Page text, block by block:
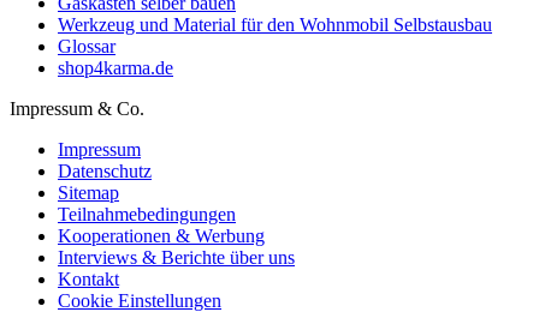
Werkzeug und Material für den Wohnmobil Selbstausbau
Glossar
shop4karma.de
Impressum & Co.
Impressum
Datenschutz
Sitemap
Teilnahmebedingungen
Kooperationen & Werbung
Interviews & Berichte über uns
Kontakt
Cookie Einstellungen